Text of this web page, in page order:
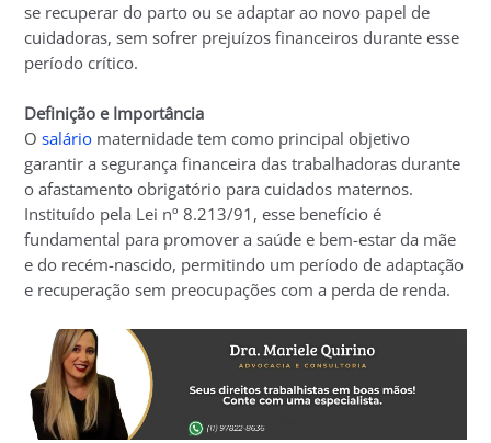
se recuperar do parto ou se adaptar ao novo papel de
cuidadoras, sem sofrer prejuízos financeiros durante esse
período crítico.
Definição e Importância
Osalário maternidade tem como principal objetivo
garantir a segurança financeira das trabalhadoras durante
o afastamento obrigatório para cuidados maternos.
Instituído pela Lei nº 8.213/91, esse benefício é
fundamental para promover a saúde e bem-estar da mãe
e do recém-nascido, permitindo um período de adaptação
e recuperação sem preocupações com a perda de renda.